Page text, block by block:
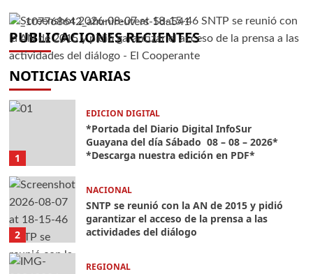
PUBLICACIONES RECIENTES
nuestra edición en PDF*
INFOSUR 07/08/2026 0
actividades del diálogo
INFOSUR 07/08/2026 0
seguridad de las familias
INFOSUR 07/08/2026 0
empresas básicas de Guayana
INFOSUR 07/08/2026 0
muertes de reclusos en El Marite
INFOSUR 07/08/2026 0
NOTICIAS VARIAS
1
EDICION DIGITAL
*Portada del Diario Digital InfoSur
Guayana del día Sábado 08 – 08 – 2026*
*Descarga nuestra edición en PDF*
2
NACIONAL
SNTP se reunió con la AN de 2015 y pidió
garantizar el acceso de la prensa a las
actividades del diálogo
REGIONAL